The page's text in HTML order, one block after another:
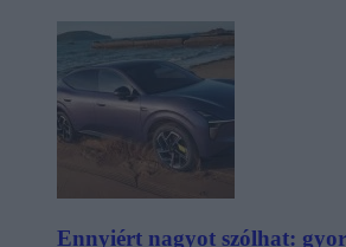
Ennyiért nagyot szólhat: